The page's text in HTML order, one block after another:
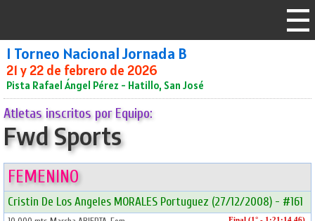
I Torneo Nacional Jornada B
21 y 22 de febrero de 2026
Pista Rafael Ángel Pérez - Hatillo, San José
Atletas inscritos por Equipo:
Fwd Sports
FEMENINO
Cristin De Los Angeles MORALES Portuguez (27/12/2008) - #161